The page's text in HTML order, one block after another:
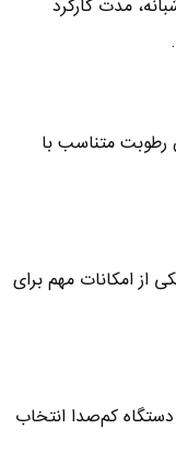
مدت کارکرد
رطوبت متناسب با
امکانات مهم برای
کم‌صدا انتخاب